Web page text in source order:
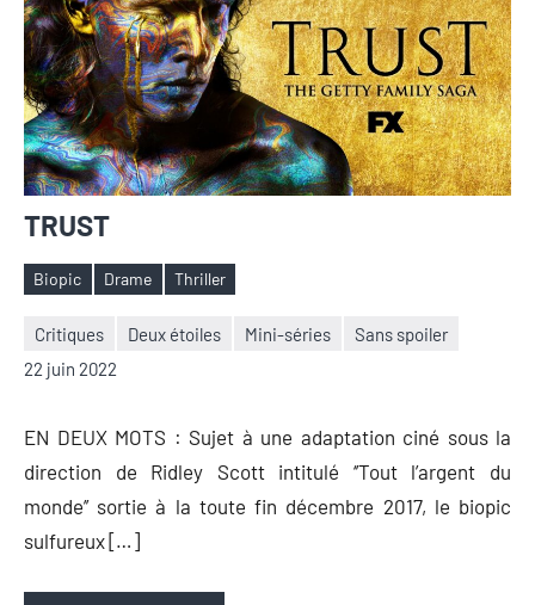
TRUST
Étiquettes
Biopic Drame Thriller
Critiques Deux étoiles Mini-séries
Sans spoiler
22 juin 2022
Nicolas
Aucun
EN DEUX MOTS : Sujet à une adaptation ciné sous la
direction de Ridley Scott intitulé ‘’Tout l’argent du
monde’’ sortie à la toute fin décembre 2017, le biopic
sulfureux […]